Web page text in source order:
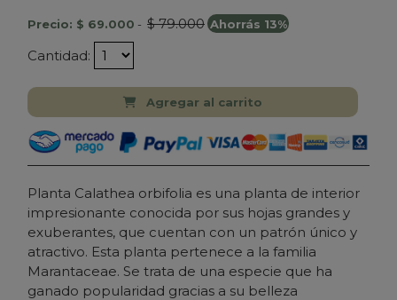
Precio: $ 69.000 - $ 79.000 Ahorrás 13%
Cantidad:
Agregar al carrito
Planta Calathea orbifolia es una planta de interior
impresionante conocida por sus hojas grandes y
exuberantes, que cuentan con un patrón único y
atractivo. Esta planta pertenece a la familia
Marantaceae. Se trata de una especie que ha
ganado popularidad gracias a su belleza